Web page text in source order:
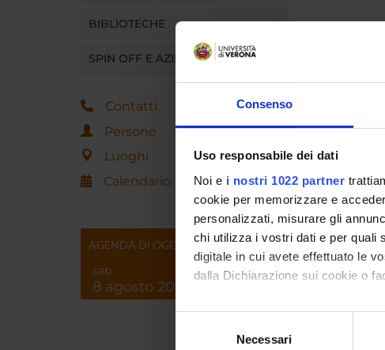
Consenso
Uso responsabile dei dati
Noi e i nostri 1022 partner
cookie per memorizzare e
personalizzati, misurare gli
chi utilizza i vostri dati e per quali
digitale in cui avete effettuato le
dalla Dichiarazione sui cookie o
Con il tuo consenso, vorremmo
raccogliere informazioni
Necessari
BIBLIOTECHE
SPIN OFF E AZIENDE
Contatti
Persone
Luoghi
Calendario
AGENDA DI OGGI
sab
8 agosto 2026
commercio
Corso a